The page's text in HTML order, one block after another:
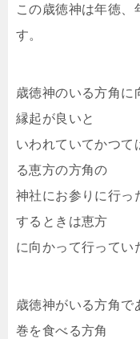
この歳徳神は年徳、
す。
歳徳神のいる方角に
縁起が良いと
いわれていてかつて
る恵方の方角の
神社にお参りに行っ
するときは恵方
に向かって行ってい
歳徳神がいる方角で
巻を食べる方角